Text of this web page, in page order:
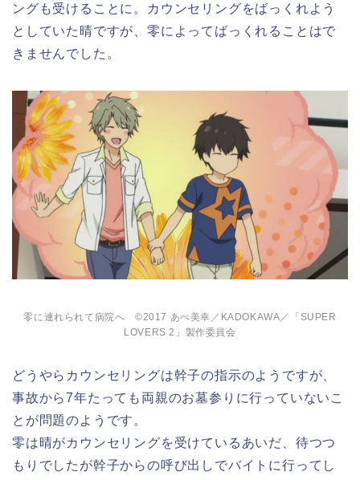
ングも受けることに。カウンセリングをばっくれよう
としていた晴ですが、零によってばっくれることはで
きませんでした。
零に連れられて病院へ ©2017 あべ美幸／KADOKAWA／「SUPER
LOVERS 2」製作委員会
どうやらカウンセリングは幹子の指示のようですが、
事故から7年たっても両親のお墓参りに行っていないこ
とが問題のようです。
零は晴がカウンセリングを受けているあいだ、待つつ
もりでしたが幹子からの呼び出しでバイトに行ってし